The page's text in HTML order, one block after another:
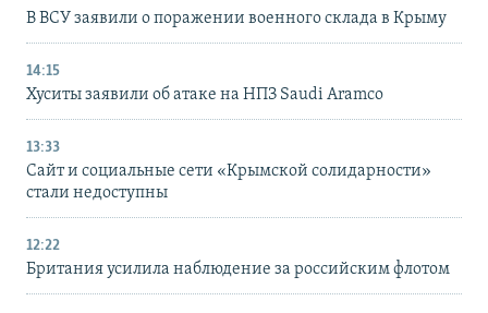
В ВСУ заявили о поражении военного склада в Крыму
14:15
Хуситы заявили об атаке на НПЗ Saudi Aramco
13:33
Сайт и социальные сети «Крымской солидарности»
стали недоступны
12:22
Британия усилила наблюдение за российским флотом